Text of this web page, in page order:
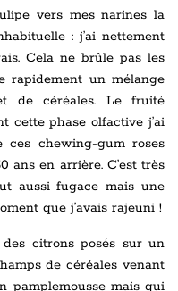
vers mes narines la
: j’ai nettement
Cela ne brûle pas les
rapidement un mélange
de céréales. Le fruité
cette phase olfactive j’ai
chewing-gum roses
ans en arrière. C’est très
aussi fugace mais une
que j’avais rajeuni !
citrons posés sur un
de céréales venant
pamplemousse mais qui